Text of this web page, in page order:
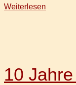
Weiterlesen
10